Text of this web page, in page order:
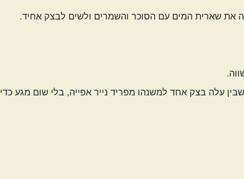
את שארית המים עם הסוכר והשמרים ולשים לבצק אחיד.
עלה בצק אחד למשנהו מפריד נייר אפייה, בלי שום מגע כדי